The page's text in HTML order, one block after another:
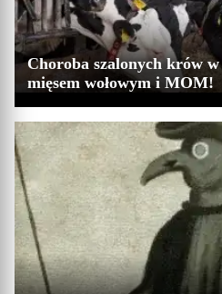
Choroba szalonych krów
mięsem wołowym i MOM!